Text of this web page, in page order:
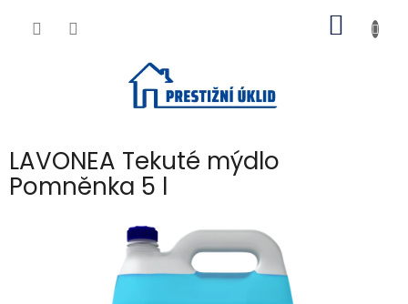
KOŠÍK
LAVONEA Tekuté mýdlo
Pomněnka 5 l